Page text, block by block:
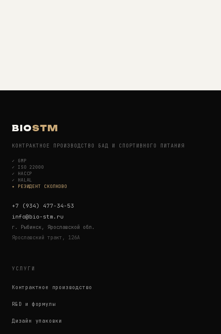
BIOSTM
КОНТРАКТНОЕ ПРОИЗВОДСТВО БАД И СПОРТИВНОГО ПИТАНИЯ
✓ GMP
✓ ISO 22000
✓ HACCP
✓ HALAL
✦ РЕЗИДЕНТ СКОЛКОВО
+7 (934) 477-34-53
info@bio-stm.ru
г. Рыбинск, Ярославской обл.
Ярославский тракт, 126А
УСЛУГИ
Контрактное производство
R&D и формулы
Дизайн упаковки